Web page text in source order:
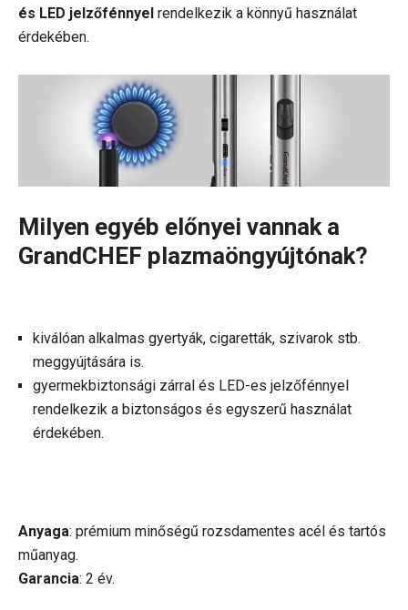
és LED jelzőfénnyel rendelkezik a könnyű használat
érdekében.
Milyen egyéb előnyei vannak a
GrandCHEF plazmaöngyújtónak?
kiválóan alkalmas gyertyák, cigaretták, szivarok stb.
meggyújtására is.
gyermekbiztonsági zárral és LED-es jelzőfénnyel
rendelkezik a biztonságos és egyszerű használat
érdekében.
Anyaga: prémium minőségű rozsdamentes acél és tartós
műanyag.
Garancia: 2 év.